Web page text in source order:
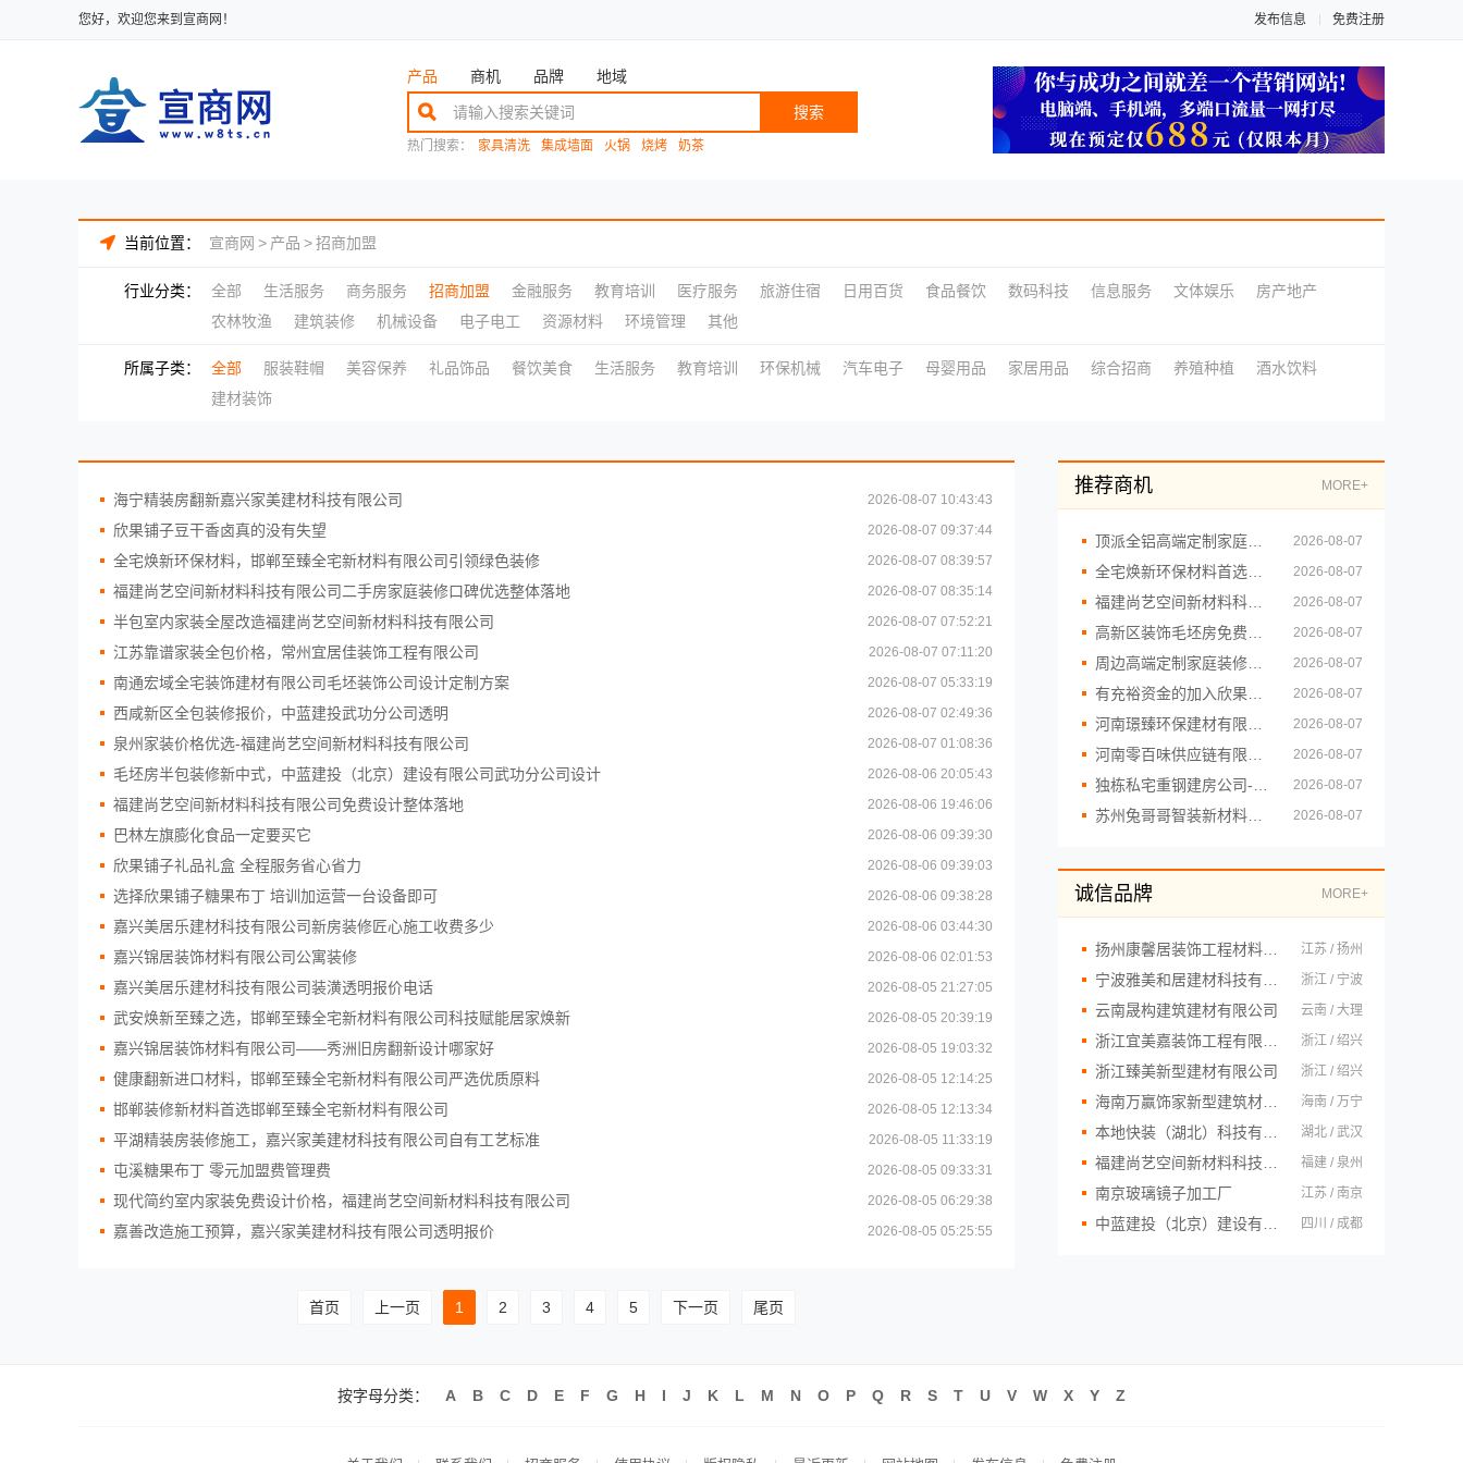
您好，欢迎您来到宣商网！ 发布信息 免费注册
产品 商机 品牌 地域
搜索
热门搜索： 家具清洗 集成墙面 火锅 烧烤 奶茶
当前位置： 宣商网 > 产品 >招商加盟
行业分类： 全部 生活服务 商务服务 招商加盟 金融服务 教育培训 医疗服务 旅游住宿 日用百货 食品餐饮 数码科技 信息服务 文体娱乐
房产地产
农林牧渔
建筑装修 机械设备 电子电工 资源材料 环境管理 其他
所属子类： 全部 服装鞋帽 美容保养 礼品饰品 餐饮美食 生活服务 教育培训 环保机械 汽车电子 母婴用品 家居用品 综合招商 养殖种植
酒水饮料
建材装饰
海宁精装房翻新嘉兴家美建材科技有限公司 2026-08-07 10:43:43
欣果铺子豆干香卤真的没有失望 2026-08-07 09:37:44
全宅焕新环保材料，邯郸至臻全宅新材料有限公司引领绿色装修 2026-08-07 08:39:57
福建尚艺空间新材料科技有限公司二手房家庭装修口碑优选整体落地 2026-08-07 08:35:14
半包室内家装全屋改造福建尚艺空间新材料科技有限公司 2026-08-07 07:52:21
江苏靠谱家装全包价格，常州宜居佳装饰工程有限公司 2026-08-07 07:11:20
南通宏域全宅装饰建材有限公司毛坯装饰公司设计定制方案 2026-08-07 05:33:19
西咸新区全包装修报价，中蓝建投武功分公司透明 2026-08-07 02:49:36
泉州家装价格优选-福建尚艺空间新材料科技有限公司 2026-08-07 01:08:36
毛坯房半包装修新中式，中蓝建投（北京）建设有限公司武功分公司设计 2026-08-06 20:05:43
福建尚艺空间新材料科技有限公司免费设计整体落地 2026-08-06 19:46:06
巴林左旗膨化食品一定要买它 2026-08-06 09:39:30
欣果铺子礼品礼盒 全程服务省心省力 2026-08-06 09:39:03
选择欣果铺子糖果布丁 培训加运营一台设备即可 2026-08-06 09:38:28
嘉兴美居乐建材科技有限公司新房装修匠心施工收费多少 2026-08-06 03:44:30
嘉兴锦居装饰材料有限公司公寓装修 2026-08-06 02:01:53
嘉兴美居乐建材科技有限公司装潢透明报价电话 2026-08-05 21:27:05
武安焕新至臻之选，邯郸至臻全宅新材料有限公司科技赋能居家焕新 2026-08-05 20:39:19
嘉兴锦居装饰材料有限公司——秀洲旧房翻新设计哪家好 2026-08-05 19:03:32
健康翻新进口材料，邯郸至臻全宅新材料有限公司严选优质原料 2026-08-05 12:14:25
邯郸装修新材料首选邯郸至臻全宅新材料有限公司 2026-08-05 12:13:34
平湖精装房装修施工，嘉兴家美建材科技有限公司自有工艺标准 2026-08-05 11:33:19
屯溪糖果布丁 零元加盟费管理费 2026-08-05 09:33:31
现代简约室内家装免费设计价格，福建尚艺空间新材料科技有限公司 2026-08-05 06:29:38
嘉善改造施工预算，嘉兴家美建材科技有限公司透明报价 2026-08-05 05:25:55
首页 上一页 1 2 3 4 5 下一页 尾页
推荐商机 MORE+
2026-08-07
2026-08-07
2026-08-07
2026-08-07
2026-08-07
2026-08-07
2026-08-07
2026-08-07
2026-08-07
2026-08-07
诚信品牌 MORE+
江苏 / 扬州
浙江 / 宁波
云南晟构建筑建材有限公司 云南 / 大理
浙江 / 绍兴
浙江臻美新型建材有限公司 浙江 / 绍兴
海南 / 万宁
湖北 / 武汉
福建 / 泉州
南京玻璃镜子加工厂 江苏 / 南京
四川 / 成都
按字母分类： A B C D E F G H I J K L M N O P Q R S T U V W X Y Z